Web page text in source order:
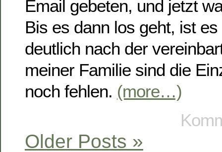
Email gebeten, und jetzt
Bis es dann los geht, ist
deutlich nach der
meiner Familie sind die
noch fehlen. (more…)
Older Posts »